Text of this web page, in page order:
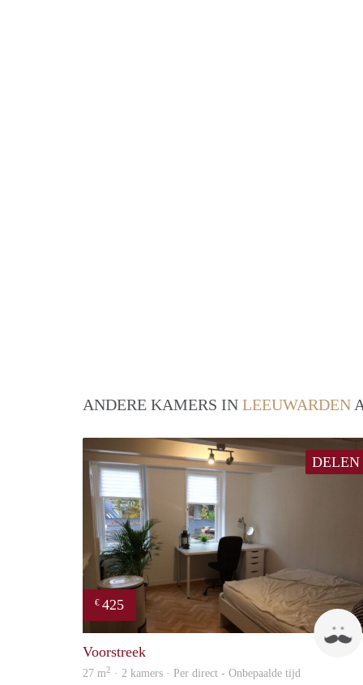
ANDERE KAMERS IN LEEUWARDEN
DELEN
€ 425
Voorstreek
27 m2 · 2 kamers · Per direct - Onbepaalde tijd